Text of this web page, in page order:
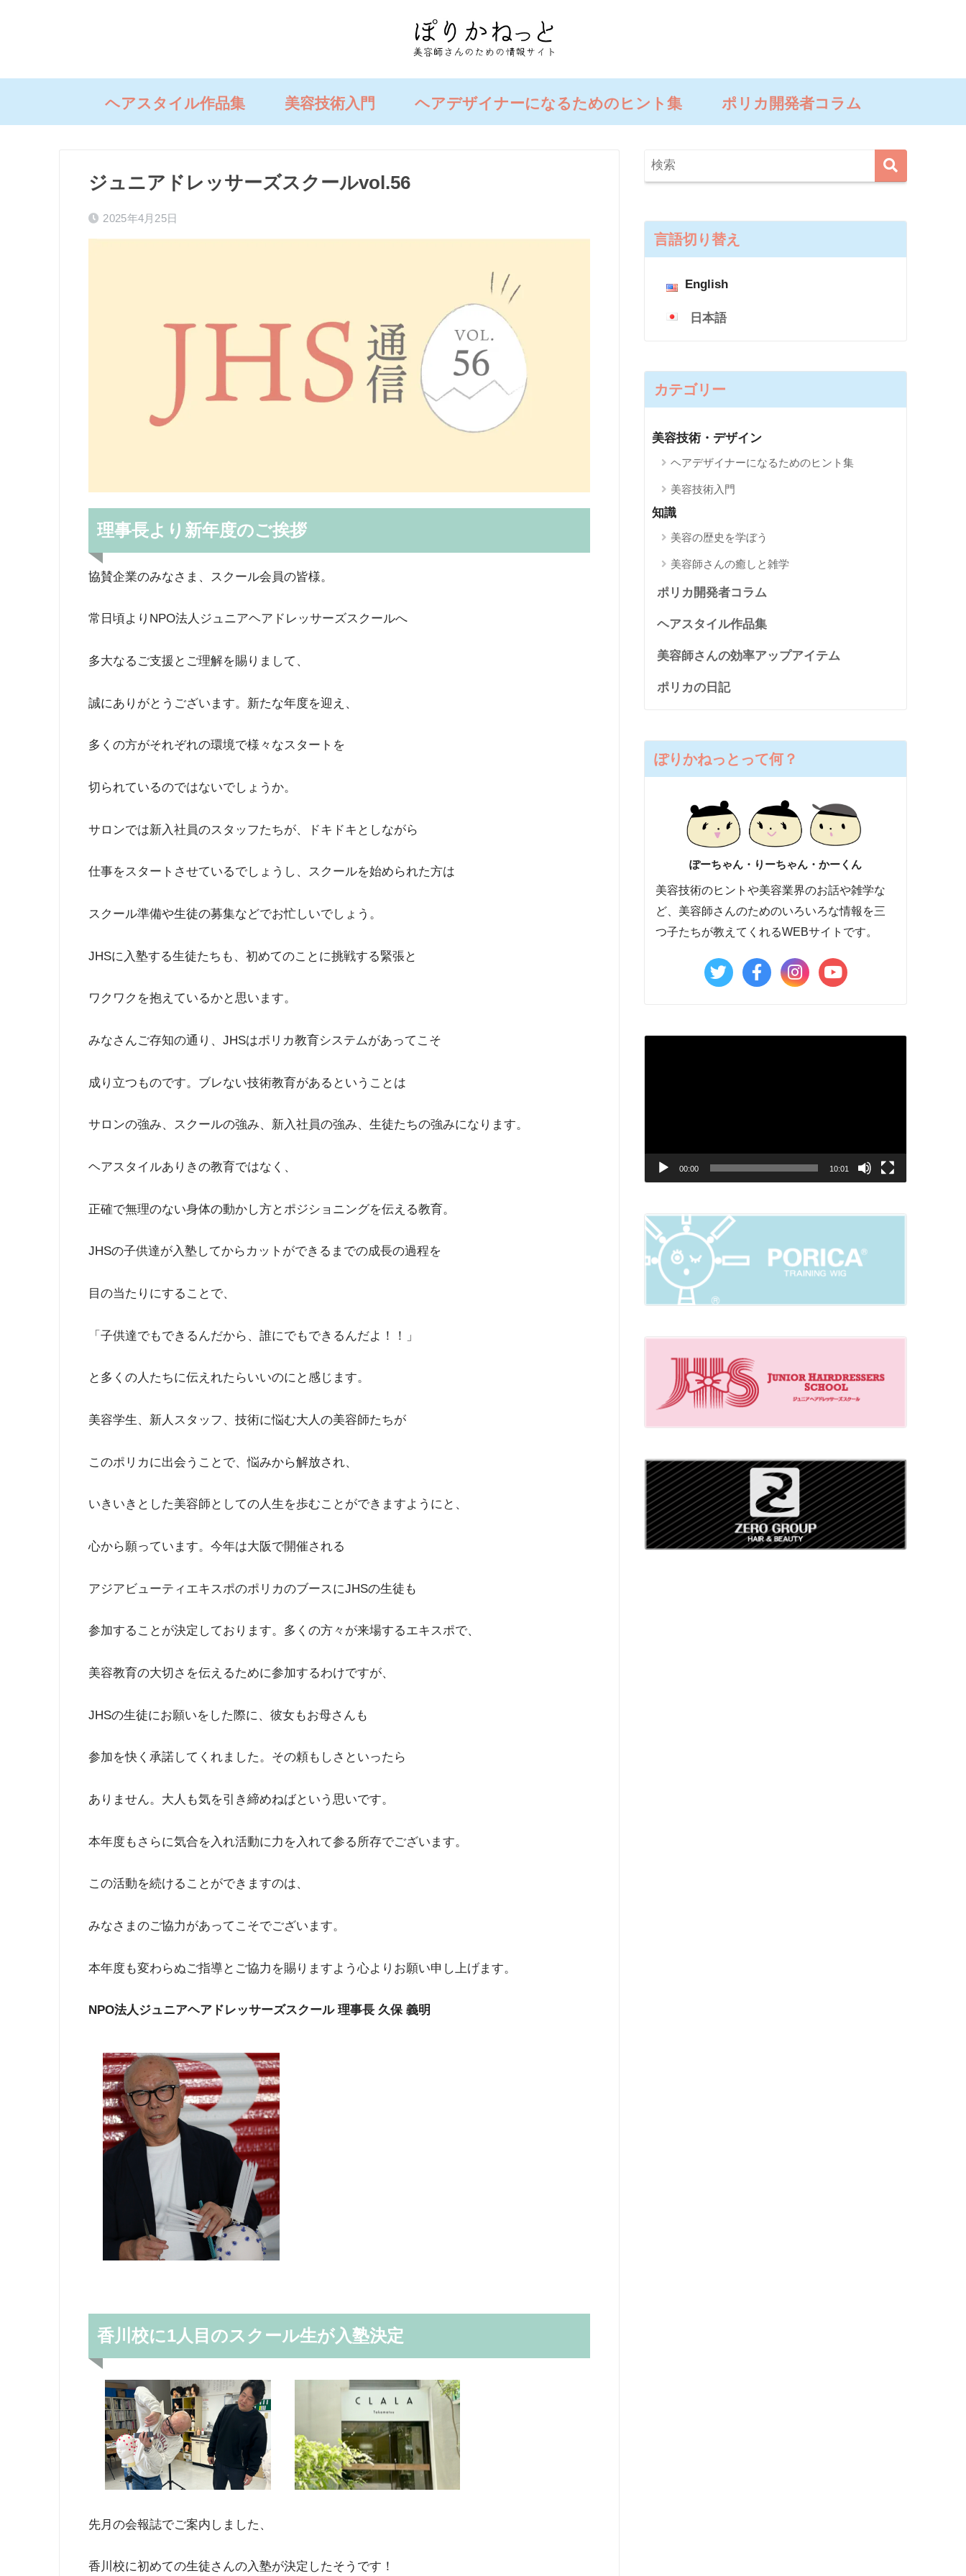
ヘアスタイル作品集 美容技術入門 ヘアデザイナーになるためのヒント集 ポリカ開発者コラム
ジュニアドレッサーズスクールvol.56
2025年4月25日
理事長より新年度のご挨拶
協賛企業のみなさま、スクール会員の皆様。
常日頃よりNPO法人ジュニアヘアドレッサーズスクールへ
多大なるご支援とご理解を賜りまして、
誠にありがとうございます。新たな年度を迎え、
多くの方がそれぞれの環境で様々なスタートを
切られているのではないでしょうか。
サロンでは新入社員のスタッフたちが、ドキドキとしながら
仕事をスタートさせているでしょうし、スクールを始められた方は
スクール準備や生徒の募集などでお忙しいでしょう。
JHSに入塾する生徒たちも、初めてのことに挑戦する緊張と
ワクワクを抱えているかと思います。
みなさんご存知の通り、JHSはポリカ教育システムがあってこそ
成り立つものです。ブレない技術教育があるということは
サロンの強み、スクールの強み、新入社員の強み、生徒たちの強みになります。
ヘアスタイルありきの教育ではなく、
正確で無理のない身体の動かし方とポジショニングを伝える教育。
JHSの子供達が入塾してからカットができるまでの成長の過程を
目の当たりにすることで、
「子供達でもできるんだから、誰にでもできるんだよ！！」
と多くの人たちに伝えれたらいいのにと感じます。
美容学生、新人スタッフ、技術に悩む大人の美容師たちが
このポリカに出会うことで、悩みから解放され、
いきいきとした美容師としての人生を歩むことができますようにと、
心から願っています。今年は大阪で開催される
アジアビューティエキスポのポリカのブースにJHSの生徒も
参加することが決定しております。多くの方々が来場するエキスポで、
美容教育の大切さを伝えるために参加するわけですが、
JHSの生徒にお願いをした際に、彼女もお母さんも
参加を快く承諾してくれました。その頼もしさといったら
ありません。大人も気を引き締めねばという思いです。
本年度もさらに気合を入れ活動に力を入れて参る所存でございます。
この活動を続けることができますのは、
みなさまのご協力があってこそでございます。
本年度も変わらぬご指導とご協力を賜りますよう心よりお願い申し上げます。
NPO法人ジュニアヘアドレッサーズスクール 理事長 久保 義明
香川校に1人目のスクール生が入塾決定
先月の会報誌でご案内しました、
香川校に初めての生徒さんの入塾が決定したそうです！
言語切り替え
English
日本語
カテゴリー
美容技術・デザイン
ヘアデザイナーになるためのヒント集
美容技術入門
知識
美容の歴史を学ぼう
美容師さんの癒しと雑学
ポリカ開発者コラム
ヘアスタイル作品集
美容師さんの効率アップアイテム
ポリカの日記
ぽりかねっとって何？
ぽーちゃん・りーちゃん・かーくん
美容技術のヒントや美容業界のお話や雑学な
ど、美容師さんのためのいろいろな情報を三
つ子たちが教えてくれるWEBサイトです。
ヤ
00:00 10:01